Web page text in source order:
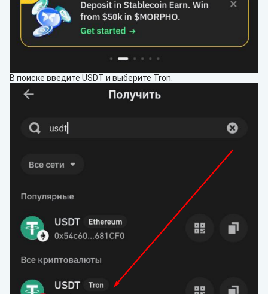
В поиске введите USDT и выберите Tron.